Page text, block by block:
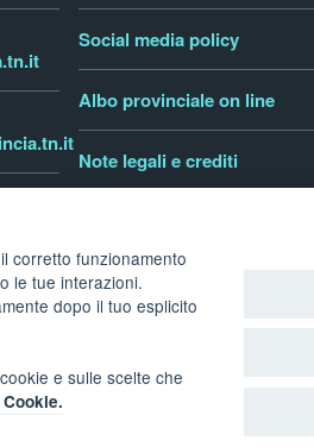
Social media policy
Albo provinciale on line
Note legali e crediti
corretto funzionamento
le tue interazioni.
dopo il tuo esplicito
e sulle scelte che